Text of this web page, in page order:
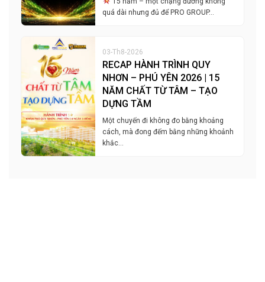
quá dài nhưng đủ để PRO GROUP…
03-Th8-2026
RECAP HÀNH TRÌNH QUY
NHƠN – PHÚ YÊN 2026 | 15
NĂM CHẤT TỪ TÂM – TẠO
DỰNG TẦM
Một chuyến đi không đo bằng khoảng
cách, mà đong đếm bằng những khoảnh
khắc…